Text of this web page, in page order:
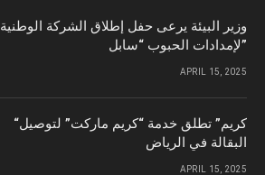
وزير البيئة يرعى حفل إطلاق الشركة الوطنية
لإمدادات الحبوب “سابل”
APRIL 15, 2025
“كريم” تطلق خدمة “كريم ماركت” لتوصيل
البقالة في الرياض
APRIL 15, 2025